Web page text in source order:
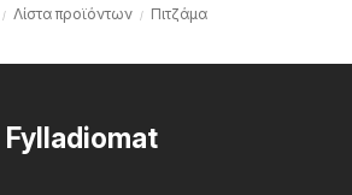
Λίστα προϊόντων Πιτζάμα
Fylladiomat